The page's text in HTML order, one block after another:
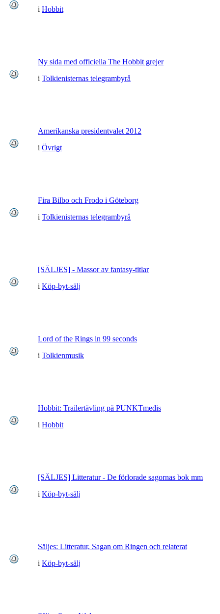
i Hobbit
Ny sida med officiella The Hobbit grejer
i Tolkienisternas telegrambyrå
Amerikanska presidentvalet 2012
i Övrigt
Fira Bilbo och Frodo i Göteborg
i Tolkienisternas telegrambyrå
[SÄLJES] - Massor av fantasy-titlar
i Köp-byt-sälj
Lord of the Rings in 99 seconds
i Tolkienmusik
Hobbit: Trailertävling på PUNKTmedis
i Hobbit
[SÄLJES] Litteratur - De förlorade sagornas bok mm
i Köp-byt-sälj
Säljes: Litteratur, Sagan om Ringen och relaterat
i Köp-byt-sälj